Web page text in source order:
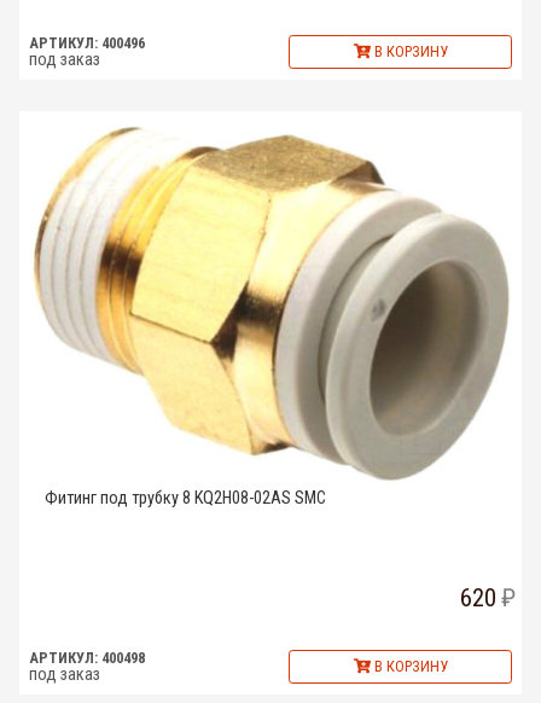
АРТИКУЛ: 400496
под заказ В КОРЗИНУ
Фитинг под трубку 8 KQ2H08-02AS SMC
620
АРТИКУЛ: 400498
под заказ В КОРЗИНУ